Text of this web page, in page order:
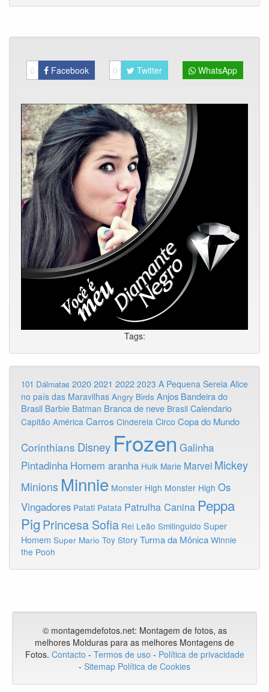
0 Facebook 0 Twitter WhatsApp
Tags:
101 Dálmatas 2020 2021 2022 2023 A Pequena Sereia Alice
no país das Maravilhas Angry Birds Anjos Bandeira do
Brasil Barbie Batman Branca de neve Brasil Calendario
Capitão América Carros Cinderela Circo Copa do Mundo
Corinthians Disney Frozen Galinha
Pintadinha Homem aranha Hulk Marie Marvel Mickey
Minions Minnie Monster High Monster High Os
Vingadores Patati Patata Patrulha Canina Peppa
Pig Princesa Sofia Rei Leão Smilinguido Super
Homem Super Mario Toy Story Turma da Mônica Winnie
the Pooh
© montagemdefotos.net: Montagem de fotos, as
melhores Molduras para as melhores Montagens de
Fotos. Contacto - Termos de uso - Política de privacidade
- Sitemap Política de Cookies